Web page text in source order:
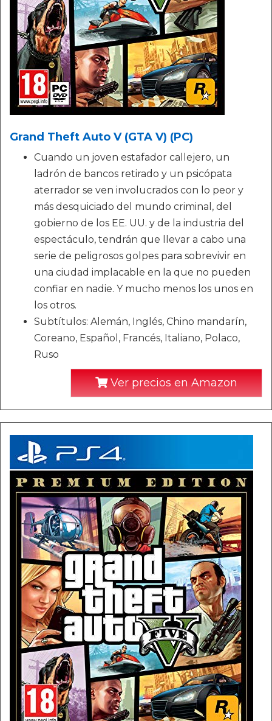
Grand Theft Auto V (GTA V) (PC)
Cuando un joven estafador callejero, un
ladrón de bancos retirado y un psicópata
aterrador se ven involucrados con lo peor y
más desquiciado del mundo criminal, del
gobierno de los EE. UU. y de la industria del
espectáculo, tendrán que llevar a cabo una
serie de peligrosos golpes para sobrevivir en
una ciudad implacable en la que no pueden
confiar en nadie. Y mucho menos los unos en
los otros.
Subtítulos: Alemán, Inglés, Chino mandarín,
Coreano, Español, Francés, Italiano, Polaco,
Ruso
Ver precios en Amazon